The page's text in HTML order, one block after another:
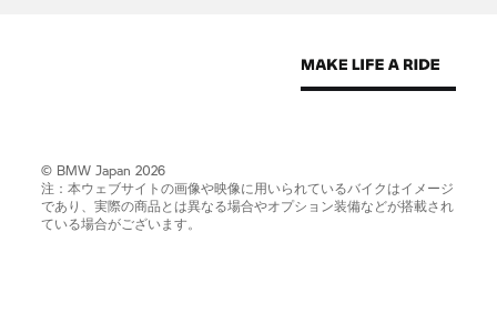
© BMW Japan 2026
注：本ウェブサイトの画像や映像に用いられているバイクはイメージ
であり、実際の商品とは異なる場合やオプション装備などが搭載され
ている場合がございます。